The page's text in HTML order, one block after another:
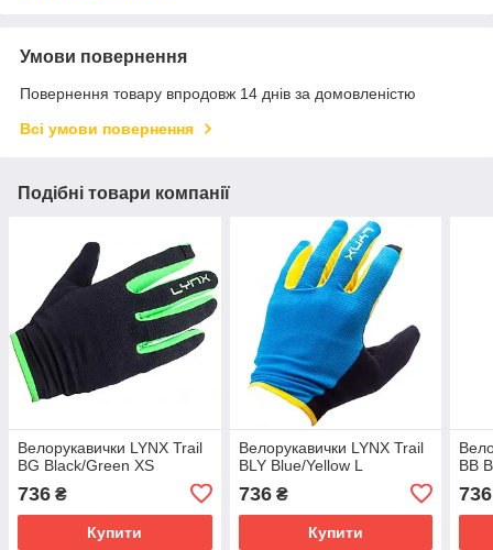
Умови повернення
Повернення товару впродовж 14 днів за домовленістю
Всі умови повернення
Подібні товари компанії
Велорукавички LYNX Trail
BG Black/Green XS
736 ₴
Купити
Велорукавички LYNX Trail
BLY Blue/Yellow L
736₴
Купити
BB
736